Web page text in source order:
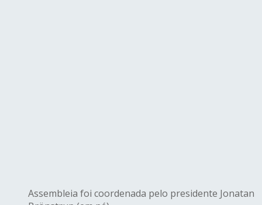
Assembleia foi coordenada pelo presidente Jonatan